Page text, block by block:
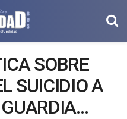
SOBRE
SUICIDIO A